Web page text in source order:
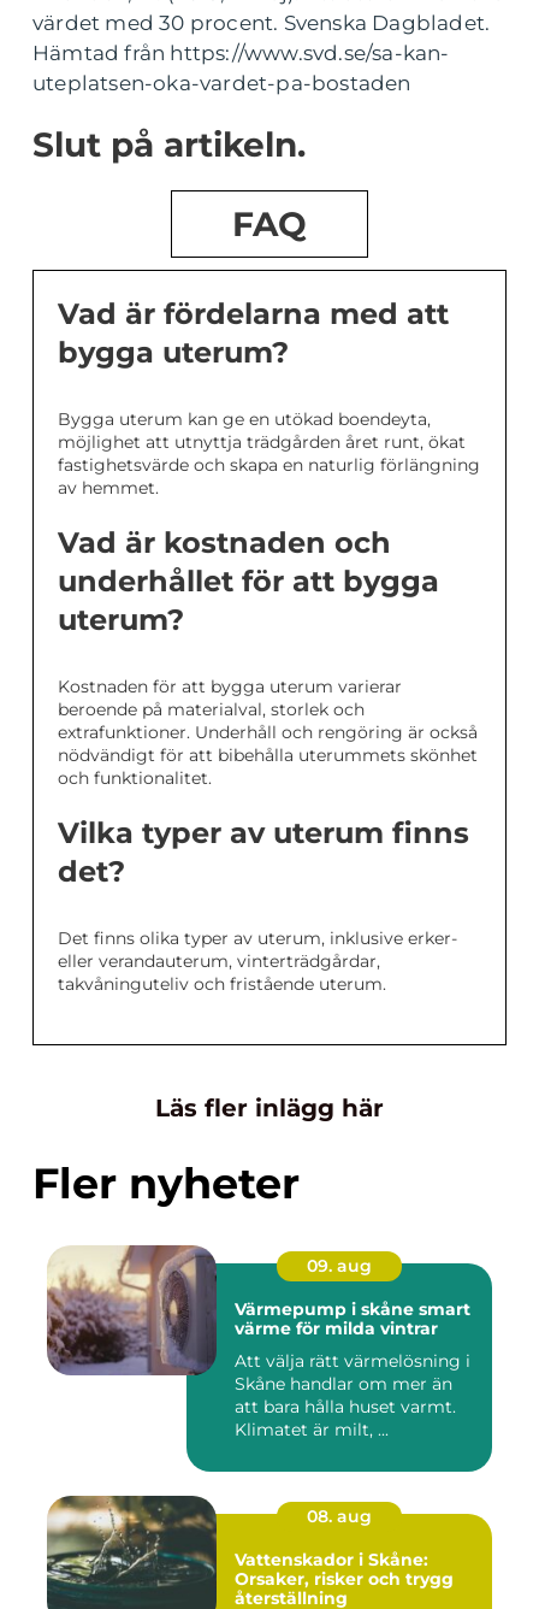
värdet med 30 procent. Svenska Dagbladet.
Hämtad från https://www.svd.se/sa-kan-
uteplatsen-oka-vardet-pa-bostaden
Slut på artikeln.
FAQ
Vad är fördelarna med att
bygga uterum?
Bygga uterum kan ge en utökad boendeyta,
möjlighet att utnyttja trädgården året runt, ökat
fastighetsvärde och skapa en naturlig förlängning
av hemmet.
Vad är kostnaden och
underhållet för att bygga
uterum?
Kostnaden för att bygga uterum varierar
beroende på materialval, storlek och
extrafunktioner. Underhåll och rengöring är också
nödvändigt för att bibehålla uterummets skönhet
och funktionalitet.
Vilka typer av uterum finns
det?
Det finns olika typer av uterum, inklusive erker-
eller verandauterum, vinterträdgårdar,
takvåninguteliv och fristående uterum.
Läs fler inlägg här
Fler nyheter
09. aug
Värmepump i skåne smart
värme för milda vintrar
Att välja rätt värmelösning i
Skåne handlar om mer än
att bara hålla huset varmt.
Klimatet är milt, ...
08. aug
Vattenskador i Skåne:
Orsaker, risker och trygg
återställning